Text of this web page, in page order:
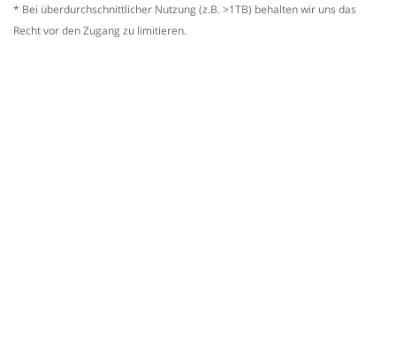
* Bei überdurchschnittlicher Nutzung (z.B. >1TB) behalten wir uns das
Recht vor den Zugang zu limitieren.